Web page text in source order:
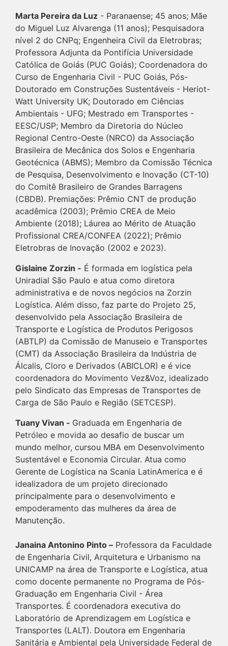
Marta Pereira da Luz - Paranaense; 45 anos; Mãe
do Miguel Luz Alvarenga (11 anos); Pesquisadora
nível 2 do CNPq; Engenheira Civil da Eletrobras;
Professora Adjunta da Pontifícia Universidade
Católica de Goiás (PUC Goiás); Coordenadora do
Curso de Engenharia Civil - PUC Goiás, Pós-
Doutorado em Construções Sustentáveis - Heriot-
Watt University UK; Doutorado em Ciências
Ambientais - UFG; Mestrado em Transportes -
EESC/USP; Membro da Diretoria do Núcleo
Regional Centro-Oeste (NRCO) da Associação
Brasileira de Mecânica dos Solos e Engenharia
Geotécnica (ABMS); Membro da Comissão Técnica
de Pesquisa, Desenvolvimento e Inovação (CT-10)
do Comitê Brasileiro de Grandes Barragens
(CBDB). Premiações: Prêmio CNT de produção
acadêmica (2003); Prêmio CREA de Meio
Ambiente (2018); Láurea ao Mérito de Atuação
Profissional CREA/CONFEA (2022); Prêmio
Eletrobras de Inovação (2002 e 2023).
Gislaine Zorzin - É formada em logística pela
Uniradial São Paulo e atua como diretora
administrativa e de novos negócios na Zorzin
Logística. Além disso, faz parte do Projeto 25,
desenvolvido pela Associação Brasileira de
Transporte e Logística de Produtos Perigosos
(ABTLP) da Comissão de Manuseio e Transportes
(CMT) da Associação Brasileira da Indústria de
Álcalis, Cloro e Derivados (ABICLOR) e é vice
coordenadora do Movimento Vez&Voz, idealizado
pelo Sindicato das Empresas de Transportes de
Carga de São Paulo e Região (SETCESP).
Tuany Vivan - Graduada em Engenharia de
Petróleo e movida ao desafio de buscar um
mundo melhor, cursou MBA em Desenvolvimento
Sustentável e Economia Circular. Atua como
Gerente de Logística na Scania LatinAmerica e é
idealizadora de um projeto direcionado
principalmente para o desenvolvimento e
empoderamento das mulheres da área de
Manutenção.
Janaina Antonino Pinto – Professora da Faculdade
de Engenharia Civil, Arquitetura e Urbanismo na
UNICAMP na área de Transporte e Logística, atua
como docente permanente no Programa de Pós-
Graduação em Engenharia Civil - Área
Transportes. É coordenadora executiva do
Laboratório de Aprendizagem em Logística e
Transportes (LALT). Doutora em Engenharia
Sanitária e Ambiental pela Universidade Federal de